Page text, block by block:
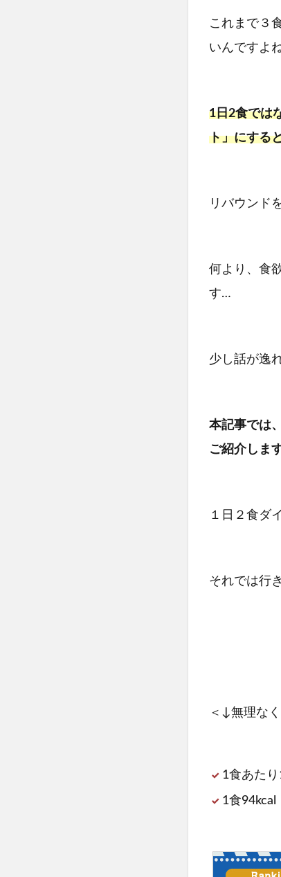
これまで３
いんですよね
1日2食では
ト」にする
リバウンド
何より、食
す…
少し話が逸
本記事では
ご紹介します
１日２食ダ
それでは行
＜↓無理な
1食あたり
1食94kcal